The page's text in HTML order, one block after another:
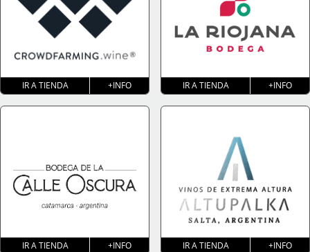
IR A TIENDA +INFO IR A TIENDA +INFO
IR A TIENDA +INFO IR A TIENDA +INFO